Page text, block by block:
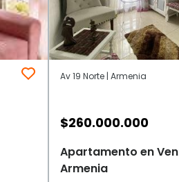
Av 19 Norte | Armenia
$260.000.000
Apartamento en
Armenia